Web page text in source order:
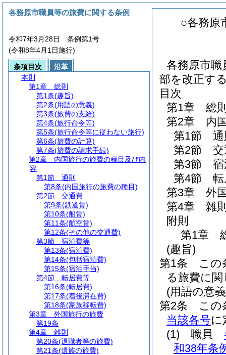
○各務原
各務原市職
部を改正す
目次
第1章
総
第2章
内
第1節
第2節
第3節
第4節
第3章
外
第4章
雑
附則
第1章
(趣旨)
第1条
この
る旅費に
(用語の意
第2条
この
当該各号に
(1)
職員
和38年条
各務原市職員等の旅費に関する条例
令和7年3月28日 条例第1号
(令和8年4月1日施行)
条項目次
沿革
本則
第1章
総則
第1条(趣旨)
第2条(用語の意義)
第3条(旅費の支給)
第4条(旅行命令等)
第5条(旅行命令等に従わない旅行)
第6条(旅費の計算)
第7条(旅費の請求手続)
第2章
内国旅行の旅費の種目及び内
容
第1節
通則
第8条(内国旅行の旅費の種目)
第2節
交通費
第9条(鉄道賃)
第10条(船賃)
第11条(航空賃)
第12条(その他の交通費)
第3節
宿泊費等
第13条(宿泊費)
第14条(包括宿泊費)
第15条(宿泊手当)
第4節
転居費等
第16条(転居費)
第17条(着後滞在費)
第18条(家族移転費)
第3章
外国旅行の旅費
第19条
第4章
雑則
第20条(退職者等の旅費)
第21条(遺族の旅費)